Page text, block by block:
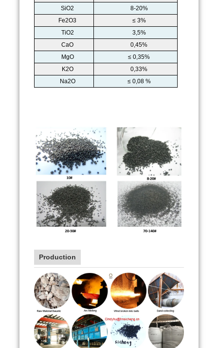
SiO2
8-20%
Fe2O3
≤ 3%
TiO2
3,5%
CaO
0,45%
MgO
≤ 0,35%
K2O
0,33%
Na2O
≤ 0,08 %
Production